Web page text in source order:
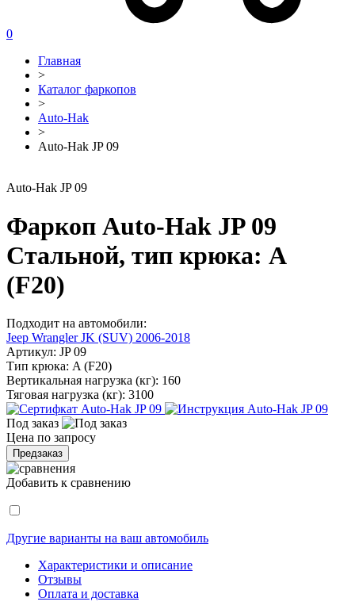
0
Главная
>
Каталог фаркопов
>
Auto-Hak
>
Auto-Hak JP 09
Auto-Hak JP 09
Фаркоп Auto-Hak JP 09
Стальной, тип крюка: A
(F20)
Подходит на автомобили:
Jeep Wrangler JK (SUV) 2006-2018
Артикул: JP 09
Тип крюка: A (F20)
Вертикальная нагрузка (кг): 160
Тяговая нагрузка (кг): 3100
Под заказ
Цена по запросу
Предзаказ
Добавить к сравнению
Другие варианты на ваш автомобиль
Характеристики и описание
Отзывы
Оплата и доставка